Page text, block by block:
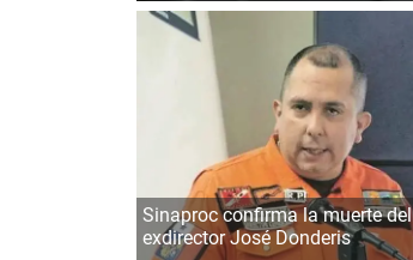
Sinaproc confirma la muerte del
exdirector José Donderis